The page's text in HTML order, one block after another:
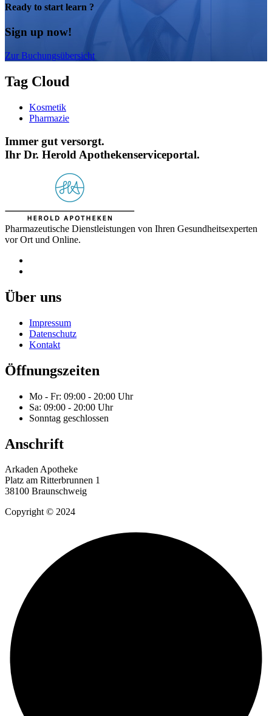
Ready to start learn ?
Sign up now!
Zur Buchungsübersicht
Tag Cloud
Kosmetik
Pharmazie
Immer gut versorgt.
Ihr Dr. Herold Apothekenserviceportal.
Pharmazeutische Dienstleistungen von Ihren Gesundheitsexperten
vor Ort und Online.
Über uns
Impressum
Datenschutz
Kontakt
Öffnungszeiten
Mo - Fr: 09:00 - 20:00 Uhr
Sa: 09:00 - 20:00 Uhr
Sonntag geschlossen
Anschrift
Arkaden Apotheke
Platz am Ritterbrunnen 1
38100 Braunschweig
Copyright © 2024